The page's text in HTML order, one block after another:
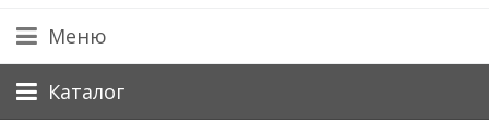
Меню
Каталог